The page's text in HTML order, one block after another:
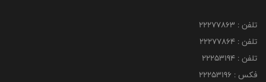
تلفن : 22277863
تلفن : 22277864
تلفن : 22253194
فکس : 22253196